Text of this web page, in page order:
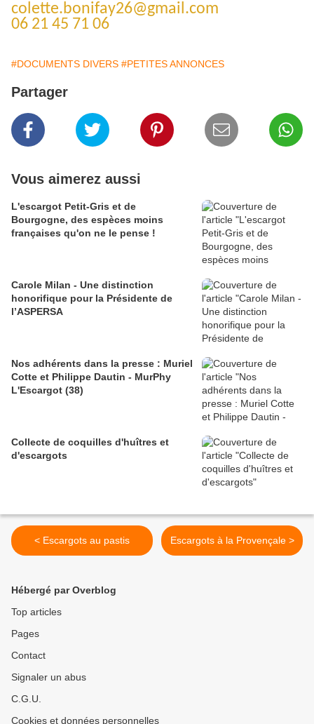
colette.bonifay26@gmail.com
06 21 45 71 06
#DOCUMENTS DIVERS #PETITES ANNONCES
Partager
Vous aimerez aussi
L'escargot Petit-Gris et de
Bourgogne, des espèces moins
françaises qu'on ne le pense !
Carole Milan - Une distinction
honorifique pour la Présidente de
l’ASPERSA
Nos adhérents dans la presse : Muriel
Cotte et Philippe Dautin - MurPhy
L'Escargot (38)
Collecte de coquilles d'huîtres et
d'escargots
< Escargots au pastis Escargots à la Provençale >
Hébergé par Overblog
Top articles
Pages
Contact
Signaler un abus
C.G.U.
Cookies et données personnelles